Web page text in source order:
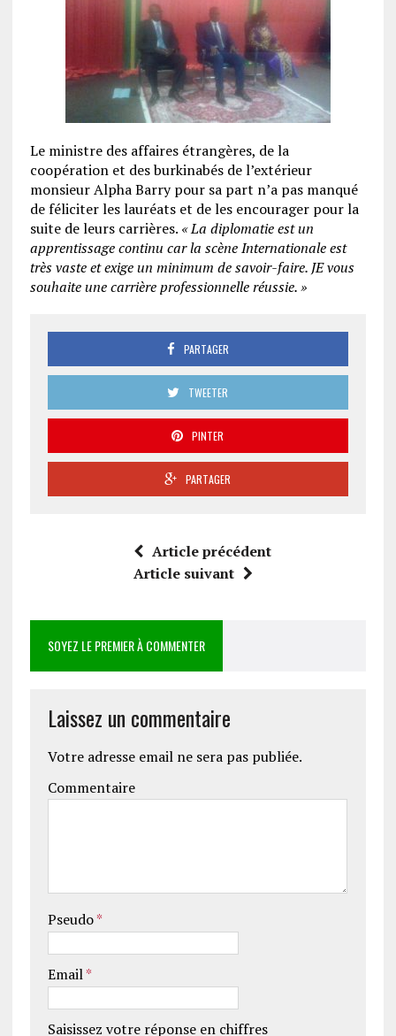
Le ministre des affaires étrangères, de la
coopération et des burkinabés de l’extérieur
monsieur Alpha Barry pour sa part n’a pas manqué
de féliciter les lauréats et de les encourager pour la
suite de leurs carrières. « La diplomatie est un
apprentissage continu car la scène Internationale est
très vaste et exige un minimum de savoir-faire. JE vous
souhaite une carrière professionnelle réussie. »
PARTAGER
TWEETER
PINTER
PARTAGER
Article précédent
Article suivant
SOYEZ LE PREMIER À COMMENTER
Laissez un commentaire
Votre adresse email ne sera pas publiée.
Commentaire
Pseudo*
Email*
Saisissez votre réponse en chiffres